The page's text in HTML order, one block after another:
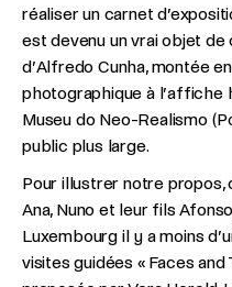
réaliser un carnet
est devenu un vrai objet de
d’Alfredo Cunha, montée
photographique à l’affiche
Museu do Neo-Realismo
public plus large.
Pour illustrer notre propos,
Ana, Nuno et leur fils
Luxembourg il y a moins
visites guidées « Faces and